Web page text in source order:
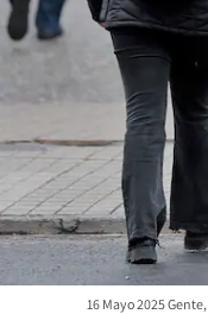
16 Mayo 2025